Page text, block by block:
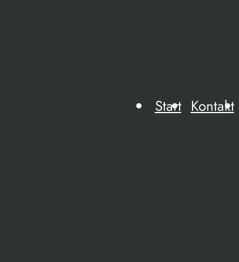
Start Kontakt